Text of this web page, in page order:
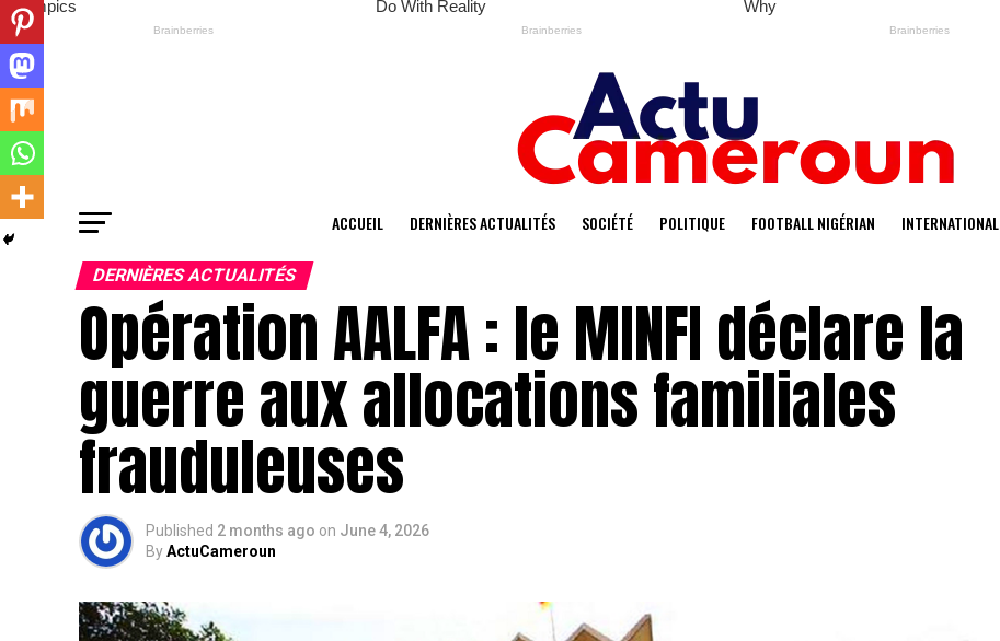
ACCUEIL DERNIÈRES ACTUALITÉS SOCIÉTÉ POLITIQUE FOOTBALL NIGÉRIAN INTERNATIONAL
DERNIÈRES ACTUALITÉS
Opération AALFA : le MINFI déclare la
guerre aux allocations familiales
frauduleuses
Published 2 months ago on June 4, 2026
ByActuCameroun